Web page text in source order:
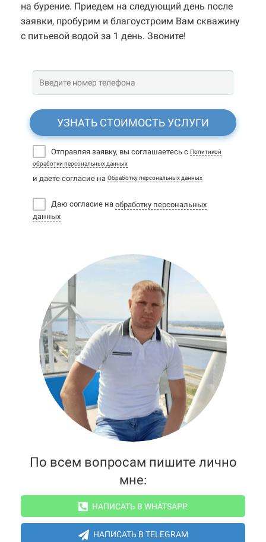
на бурение. Приедем на следующий день после
заявки, пробурим и благоустроим Вам скважину
с питьевой водой за 1 день. Звоните!
УЗНАТЬ СТОИМОСТЬ УСЛУГИ
Отправляя заявку, вы соглашаетесь с Политикой
обработки персональных данных
и даете согласие на Обработку персональных данных
Даю согласие на обработку персональных
данных
По всем вопросам пишите лично
мне:
НАПИСАТЬ В WHATSAPP
НАПИСАТЬ В TELEGRAM